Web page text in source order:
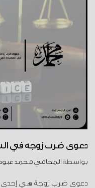
دعوى ضرب زوجة في
بواسطة المحامي محمد
دعوى ضرب زوجة هي إحدى